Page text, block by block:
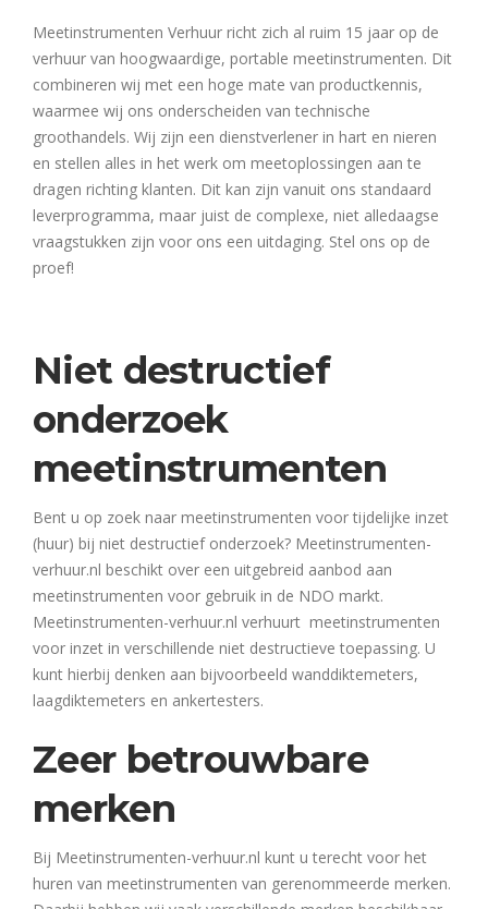
Meetinstrumenten Verhuur richt zich al ruim 15 jaar op de
verhuur van hoogwaardige, portable meetinstrumenten. Dit
combineren wij met een hoge mate van productkennis,
waarmee wij ons onderscheiden van technische
groothandels. Wij zijn een dienstverlener in hart en nieren
en stellen alles in het werk om meetoplossingen aan te
dragen richting klanten. Dit kan zijn vanuit ons standaard
leverprogramma, maar juist de complexe, niet alledaagse
vraagstukken zijn voor ons een uitdaging. Stel ons op de
proef!
Niet destructief
onderzoek
meetinstrumenten
Bent u op zoek naar meetinstrumenten voor tijdelijke inzet
(huur) bij niet destructief onderzoek? Meetinstrumenten-
verhuur.nl beschikt over een uitgebreid aanbod aan
meetinstrumenten voor gebruik in de NDO markt.
Meetinstrumenten-verhuur.nl verhuurt meetinstrumenten
voor inzet in verschillende niet destructieve toepassing. U
kunt hierbij denken aan bijvoorbeeld wanddiktemeters,
laagdiktemeters en ankertesters.
Zeer betrouwbare
merken
Bij Meetinstrumenten-verhuur.nl kunt u terecht voor het
huren van meetinstrumenten van gerenommeerde merken.